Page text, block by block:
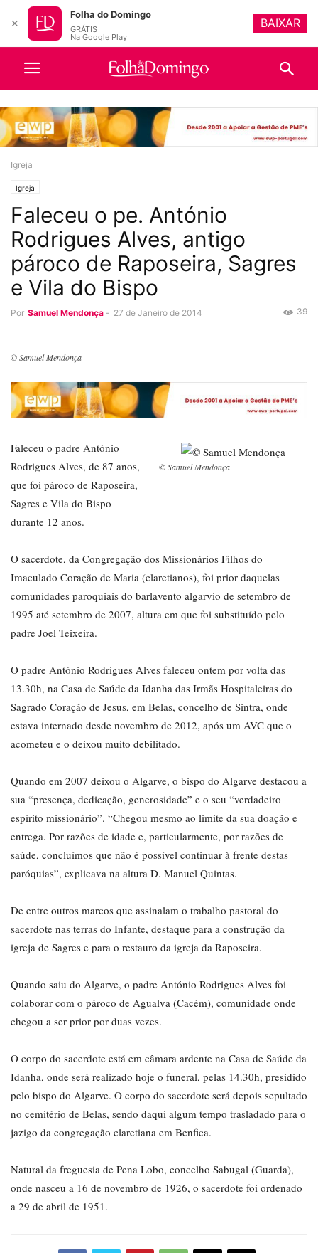
Igreja
Igreja
Faleceu o pe. António
Rodrigues Alves, antigo
pároco de Raposeira, Sagres
e Vila do Bispo
Por Samuel Mendonça - 27 de Janeiro de 2014 39
© Samuel Mendonça
© Samuel Mendonça
Faleceu o padre António
Rodrigues Alves, de 87 anos,
que foi pároco de Raposeira,
Sagres e Vila do Bispo
durante 12 anos.
O sacerdote, da Congregação dos Missionários Filhos do
Imaculado Coração de Maria (claretianos), foi prior daquelas
comunidades paroquiais do barlavento algarvio de setembro de
1995 até setembro de 2007, altura em que foi substituído pelo
padre Joel Teixeira.
O padre António Rodrigues Alves faleceu ontem por volta das
13.30h, na Casa de Saúde da Idanha das Irmãs Hospitaleiras do
Sagrado Coração de Jesus, em Belas, concelho de Sintra, onde
estava internado desde novembro de 2012, após um AVC que o
acometeu e o deixou muito debilitado.
Quando em 2007 deixou o Algarve, o bispo do Algarve destacou a
sua “presença, dedicação, generosidade” e o seu “verdadeiro
espírito missionário”. “Chegou mesmo ao limite da sua doação e
entrega. Por razões de idade e, particularmente, por razões de
saúde, concluímos que não é possível continuar à frente destas
paróquias”, explicava na altura D. Manuel Quintas.
De entre outros marcos que assinalam o trabalho pastoral do
sacerdote nas terras do Infante, destaque para a construção da
igreja de Sagres e para o restauro da igreja da Raposeira.
Quando saiu do Algarve, o padre António Rodrigues Alves foi
colaborar com o pároco de Agualva (Cacém), comunidade onde
chegou a ser prior por duas vezes.
O corpo do sacerdote está em câmara ardente na Casa de Saúde da
Idanha, onde será realizado hoje o funeral, pelas 14.30h, presidido
pelo bispo do Algarve. O corpo do sacerdote será depois sepultado
no cemitério de Belas, sendo daqui algum tempo trasladado para o
jazigo da congregação claretiana em Benfica.
Natural da freguesia de Pena Lobo, concelho Sabugal (Guarda),
onde nasceu a 16 de novembro de 1926, o sacerdote foi ordenado
a 29 de abril de 1951.
✕
Folha do Domingo
GRÁTIS
Na Google Play
BAIXAR